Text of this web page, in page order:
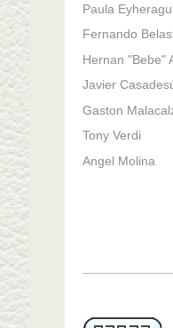
Paula
Fernando
Hernan "Bebe"
Javier
Gaston
Tony Verdi
Angel Molina